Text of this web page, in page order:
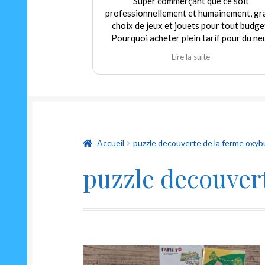
professionnellement et humainement,
choix de jeux et jouets pour tout
Pourquoi acheter plein tarif pour du
magasin de l'occasion en parfait état à
modéré! Encore merci au gérant qui
Lire la suite
Accueil puzzle decouverte de la ferme
puzzle